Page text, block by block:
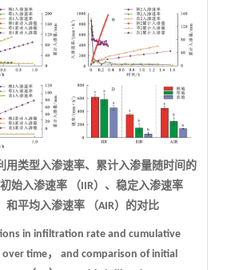
用类型入渗速率、累计入渗量随时间的
始入渗速率 （IIR）、稳定入渗速率
）和平均入渗速率 （AIR）的对比
in infiltration rate and cumulative
time， and comparison of initial